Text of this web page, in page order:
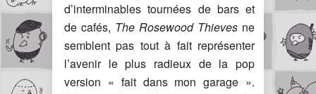
d’interminables tournées de bars et
de cafés, The Rosewood Thieves ne
semblent pas tout à fait représenter
l’avenir le plus radieux de la pop
version « fait dans mon garage ».